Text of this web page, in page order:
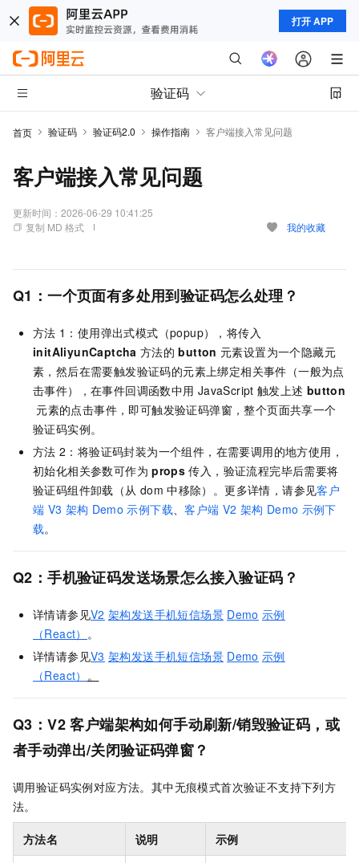
打开 APP
验证码
首页 验证码 验证码2.0 操作指南 客户端接入常见问题
客户端接入常见问题
更新时间： 2026-06-29 10:41:25
复制 MD 格式
我的收藏
Q1：一个页面有多处用到验证码怎么处理？
方法 1：使用弹出式模式（popup），将传入
initAliyunCaptcha 方法的 button 元素设置为一个隐藏元
素，然后在需要触发验证码的元素上绑定相关事件（一般为点
击事件），在事件回调函数中用 JavaScript 触发上述 button
元素的点击事件，即可触发验证码弹窗，整个页面共享一个
验证码实例。
方法 2：将验证码封装为一个组件，在需要调用的地方使用，
初始化相关参数可作为 props 传入，验证流程完毕后需要将
验证码组件卸载（从 dom 中移除）。更多详情，请参见客户
端 V3 架构 Demo 示例下载、客户端 V2 架构 Demo 示例下
载。
Q2：手机验证码发送场景怎么接入验证码？
详情请参见V2 架构发送手机短信场景 Demo 示例
（React） 。
详情请参见V3 架构发送手机短信场景 Demo 示例
（React） 。
Q3：V2 客户端架构如何手动刷新/销毁验证码，或
者手动弹出/关闭验证码弹窗？
调用验证码实例对应方法。其中无痕模式首次验证不支持下列方
法。
方法名 说明 示例